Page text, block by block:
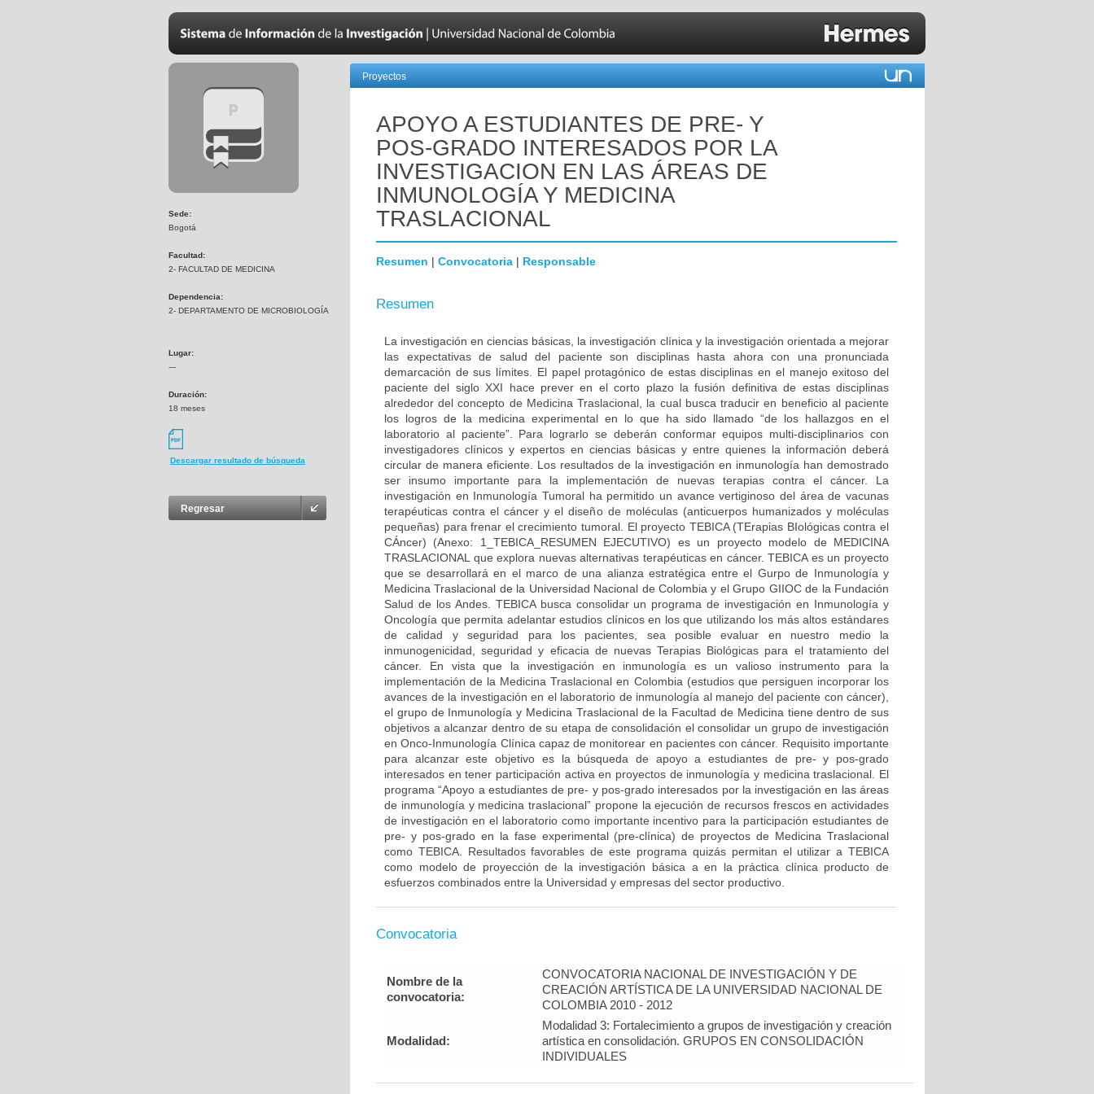
Sede:
Bogotá
Facultad:
2- FACULTAD DE MEDICINA
Dependencia:
2- DEPARTAMENTO DE MICROBIOLOGÍA
Lugar:
---
Duración:
18 meses
Descargar resultado de búsqueda
Regresar
Proyectos
APOYO A ESTUDIANTES DE PRE- Y
POS-GRADO INTERESADOS POR LA
INVESTIGACION EN LAS ÁREAS DE
INMUNOLOGÍA Y MEDICINA
TRASLACIONAL
Resumen | Convocatoria | Responsable
Resumen
La investigación en ciencias básicas, la investigación clínica y la investigación orientada a mejorar
las expectativas de salud del paciente son disciplinas hasta ahora con una pronunciada
demarcación de sus límites. El papel protagónico de estas disciplinas en el manejo exitoso del
paciente del siglo XXI hace prever en el corto plazo la fusión definitiva de estas disciplinas
alrededor del concepto de Medicina Traslacional, la cual busca traducir en beneficio al paciente
los logros de la medicina experimental en lo que ha sido llamado “de los hallazgos en el
laboratorio al paciente”. Para lograrlo se deberán conformar equipos multi-disciplinarios con
investigadores clínicos y expertos en ciencias básicas y entre quienes la información deberá
circular de manera eficiente. Los resultados de la investigación en inmunología han demostrado
ser insumo importante para la implementación de nuevas terapias contra el cáncer. La
investigación en Inmunología Tumoral ha permitido un avance vertiginoso del área de vacunas
terapéuticas contra el cáncer y el diseño de moléculas (anticuerpos humanizados y moléculas
pequeñas) para frenar el crecimiento tumoral. El proyecto TEBICA (TErapias BIológicas contra el
CÁncer) (Anexo: 1_TEBICA_RESUMEN EJECUTIVO) es un proyecto modelo de MEDICINA
TRASLACIONAL que explora nuevas alternativas terapéuticas en cáncer. TEBICA es un proyecto
que se desarrollará en el marco de una alianza estratégica entre el Gurpo de Inmunología y
Medicina Traslacional de la Universidad Nacional de Colombia y el Grupo GIIOC de la Fundación
Salud de los Andes. TEBICA busca consolidar un programa de investigación en Inmunología y
Oncología que permita adelantar estudios clínicos en los que utilizando los más altos estándares
de calidad y seguridad para los pacientes, sea posible evaluar en nuestro medio la
inmunogenicidad, seguridad y eficacia de nuevas Terapias Biológicas para el tratamiento del
cáncer. En vista que la investigación en inmunología es un valioso instrumento para la
implementación de la Medicina Traslacional en Colombia (estudios que persiguen incorporar los
avances de la investigación en el laboratorio de inmunología al manejo del paciente con cáncer),
el grupo de Inmunología y Medicina Traslacional de la Facultad de Medicina tiene dentro de sus
objetivos a alcanzar dentro de su etapa de consolidación el consolidar un grupo de investigación
en Onco-Inmunología Clínica capaz de monitorear en pacientes con cáncer. Requisito importante
para alcanzar este objetivo es la búsqueda de apoyo a estudiantes de pre- y pos-grado
interesados en tener participación activa en proyectos de inmunología y medicina traslacional. El
programa “Apoyo a estudiantes de pre- y pos-grado interesados por la investigación en las áreas
de inmunología y medicina traslacional” propone la ejecución de recursos frescos en actividades
de investigación en el laboratorio como importante incentivo para la participación estudiantes de
pre- y pos-grado en la fase experimental (pre-clínica) de proyectos de Medicina Traslacional
como TEBICA. Resultados favorables de este programa quizás permitan el utilizar a TEBICA
como modelo de proyección de la investigación básica a en la práctica clínica producto de
esfuerzos combinados entre la Universidad y empresas del sector productivo.
Convocatoria
Nombre de la
convocatoria:
CONVOCATORIA NACIONAL DE INVESTIGACIÓN Y DE
CREACIÓN ARTÍSTICA DE LA UNIVERSIDAD NACIONAL DE
COLOMBIA 2010 - 2012
Modalidad:
Modalidad 3: Fortalecimiento a grupos de investigación y creación
artística en consolidación. GRUPOS EN CONSOLIDACIÓN
INDIVIDUALES